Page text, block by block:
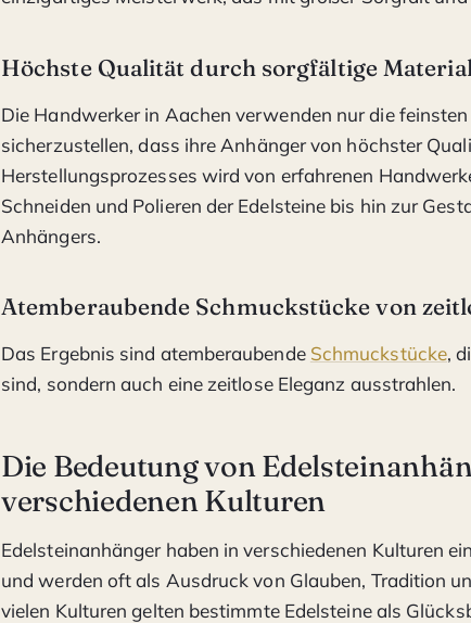
Höchste Qualität durch sorgfältige
Die Handwerker in Aachen verwenden nur die
sicherzustellen, dass ihre Anhänger von höchster
Herstellungsprozesses wird von erfahrenen
Schneiden und Polieren der Edelsteine bis hin zur
Anhängers.
Atemberaubende Schmuckstücke von
Das Ergebnis sind atemberaubende Schmuckstücke,
sind, sondern auch eine zeitlose Eleganz ausstrahlen.
Die Bedeutung von
verschiedenen Kulturen
Edelsteinanhänger haben in verschiedenen Kulturen
und werden oft als Ausdruck von Glauben, Tradition
vielen Kulturen gelten bestimmte Edelsteine als